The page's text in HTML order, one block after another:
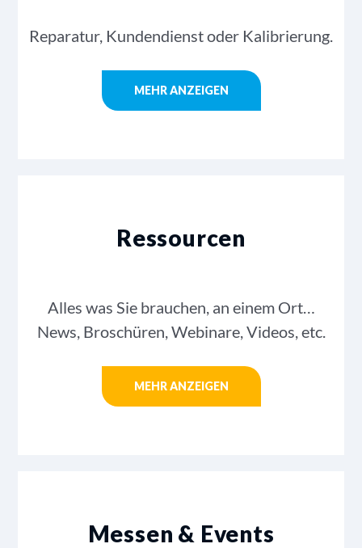
Reparatur, Kundendienst oder Kalibrierung.
MEHR ANZEIGEN
Ressourcen
Alles was Sie brauchen, an einem Ort…
News, Broschüren, Webinare, Videos, etc.
MEHR ANZEIGEN
Messen & Events